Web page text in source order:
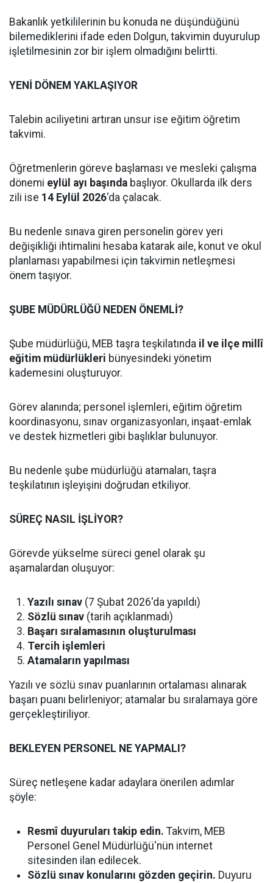
Bakanlık yetkililerinin bu konuda ne düşündüğünü
bilemediklerini ifade eden Dolgun, takvimin duyurulup
işletilmesinin zor bir işlem olmadığını belirtti.
YENİ DÖNEM YAKLAŞIYOR
Talebin aciliyetini artıran unsur ise eğitim öğretim
takvimi.
Öğretmenlerin göreve başlaması ve mesleki çalışma
dönemi eylül ayı başında başlıyor. Okullarda ilk ders
zili ise 14 Eylül 2026'da çalacak.
Bu nedenle sınava giren personelin görev yeri
değişikliği ihtimalini hesaba katarak aile, konut ve okul
planlaması yapabilmesi için takvimin netleşmesi
önem taşıyor.
ŞUBE MÜDÜRLÜĞÜ NEDEN ÖNEMLİ?
Şube müdürlüğü, MEB taşra teşkilatında il ve ilçe millî
eğitim müdürlükleri bünyesindeki yönetim
kademesini oluşturuyor.
Görev alanında; personel işlemleri, eğitim öğretim
koordinasyonu, sınav organizasyonları, inşaat-emlak
ve destek hizmetleri gibi başlıklar bulunuyor.
Bu nedenle şube müdürlüğü atamaları, taşra
teşkilatının işleyişini doğrudan etkiliyor.
SÜREÇ NASIL İŞLİYOR?
Görevde yükselme süreci genel olarak şu
aşamalardan oluşuyor:
Yazılı sınav (7 Şubat 2026'da yapıldı)
Sözlü sınav (tarih açıklanmadı)
Başarı sıralamasının oluşturulması
Tercih işlemleri
Atamaların yapılması
Yazılı ve sözlü sınav puanlarının ortalaması alınarak
başarı puanı belirleniyor; atamalar bu sıralamaya göre
gerçekleştiriliyor.
BEKLEYEN PERSONEL NE YAPMALI?
Süreç netleşene kadar adaylara önerilen adımlar
şöyle:
Resmî duyuruları takip edin. Takvim, MEB
Personel Genel Müdürlüğü'nün internet
sitesinden ilan edilecek.
Sözlü sınav konularını gözden geçirin. Duyuru